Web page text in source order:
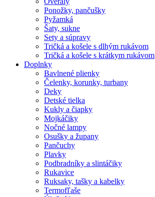
Ponožky, pančušky
Pyžamká
Šaty, sukne
Sety a súpravy
Tričká a košele s dlhým rukávom
Tričká a košele s krátkym rukávom
Doplnky
Bavlnené plienky
Čelenky, korunky, turbany
Deky
Detské tielka
Kukly a čiapky
Mojkáčiky
Nočné lampy
Osušky a župany
Pančuchy
Plavky
Podbradníky a slintáčiky
Rukavice
Ruksaky, tašky a kabelky
Termofľaše